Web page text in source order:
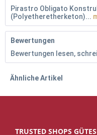
Pirastro Obligato
(Polyetheretherketon)...
Bewertungen
Bewertungen lesen,
Ähnliche Artikel
TRUSTED SHOPS